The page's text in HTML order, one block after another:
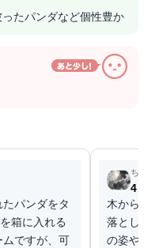
たパンダなど個性豊か
パンダをタ
箱に入れる
ですが、可
ちょ
4
木からモ
落として
の姿やゴ